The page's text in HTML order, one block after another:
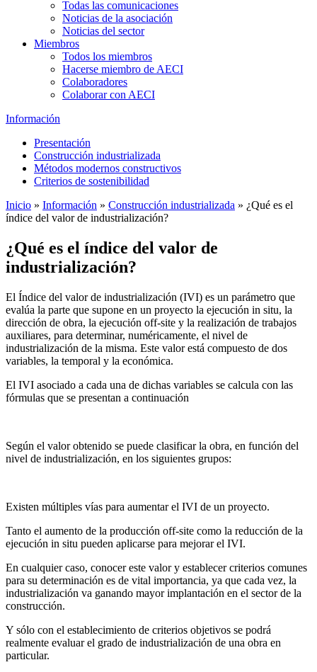
Todas las comunicaciones
Noticias de la asociación
Noticias del sector
Miembros
Todos los miembros
Hacerse miembro de AECI
Colaboradores
Colaborar con AECI
Información
Presentación
Construcción industrializada
Métodos modernos constructivos
Criterios de sostenibilidad
Inicio » Información » Construcción industrializada » ¿Qué es el
índice del valor de industrialización?
¿Qué es el índice del valor de
industrialización?
El Índice del valor de industrialización (IVI) es un parámetro que
evalúa la parte que supone en un proyecto la ejecución in situ, la
dirección de obra, la ejecución off-site y la realización de trabajos
auxiliares, para determinar, numéricamente, el nivel de
industrialización de la misma. Este valor está compuesto de dos
variables, la temporal y la económica.
El IVI asociado a cada una de dichas variables se calcula con las
fórmulas que se presentan a continuación
Según el valor obtenido se puede clasificar la obra, en función del
nivel de industrialización, en los siguientes grupos:
Existen múltiples vías para aumentar el IVI de un proyecto.
Tanto el aumento de la producción off-site como la reducción de la
ejecución in situ pueden aplicarse para mejorar el IVI.
En cualquier caso, conocer este valor y establecer criterios comunes
para su determinación es de vital importancia, ya que cada vez, la
industrialización va ganando mayor implantación en el sector de la
construcción.
Y sólo con el establecimiento de criterios objetivos se podrá
realmente evaluar el grado de industrialización de una obra en
particular.